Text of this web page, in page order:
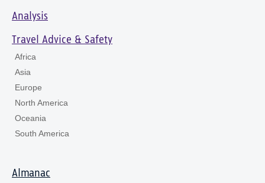
Analysis
Travel Advice & Safety
Africa
Asia
Europe
North America
Oceania
South America
Almanac